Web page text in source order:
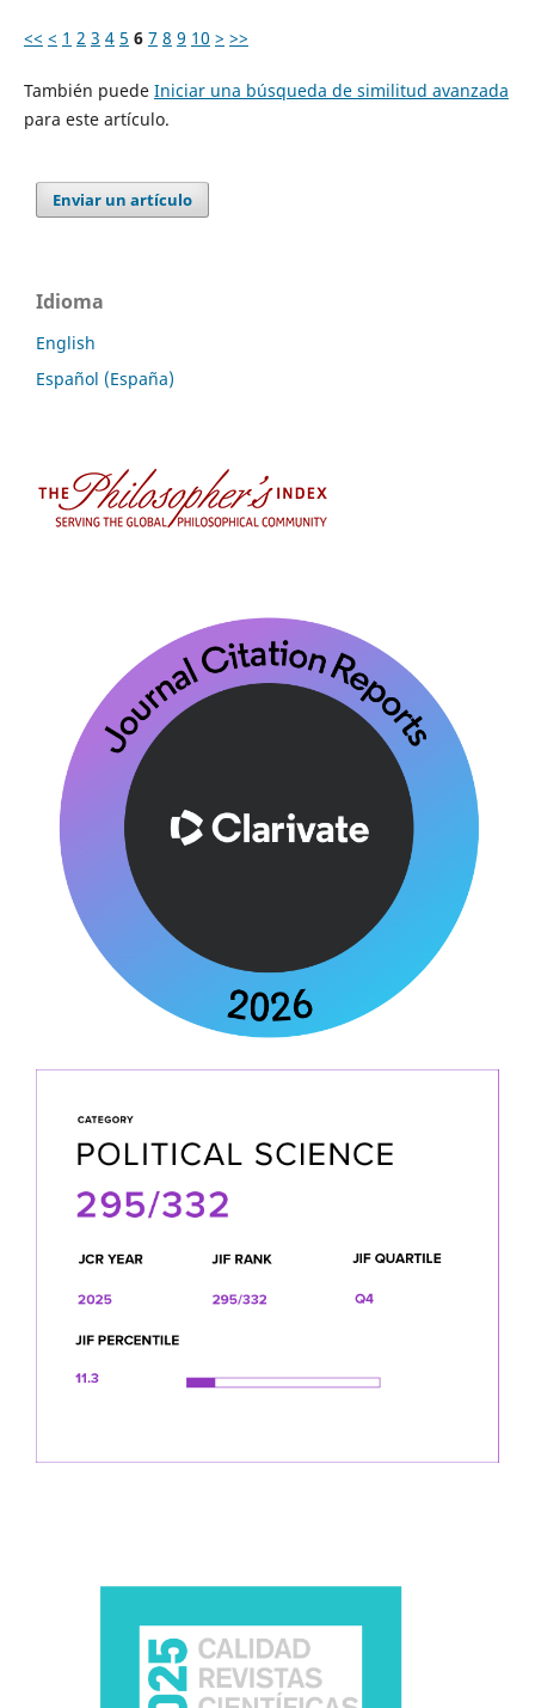
<< < 1 2 3 4 5 6 7 8 9 10 > >>
También puede Iniciar una búsqueda de similitud avanzada
para este artículo.
Enviar un artículo
Idioma
English
Español (España)